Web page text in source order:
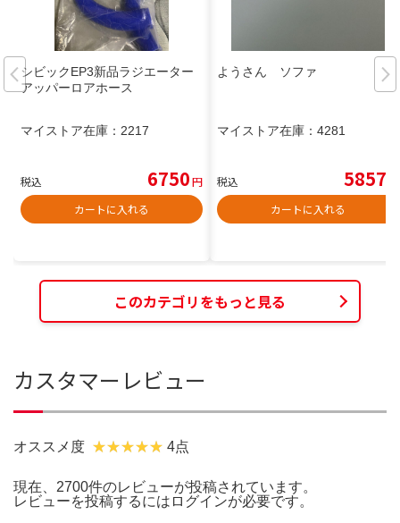
シビックEP3新品ラジエーター
アッパーロアホース
マイストア在庫： 2217
税込 6750円
カートに入れる
ようさん ソファ
マイストア在庫： 4281
税込 5857
カートに入れる
このカテゴリをもっと見る
カスタマーレビュー
オススメ度 4点
現在、2700件のレビューが投稿されています。
レビューを投稿するには ログインが必要です。